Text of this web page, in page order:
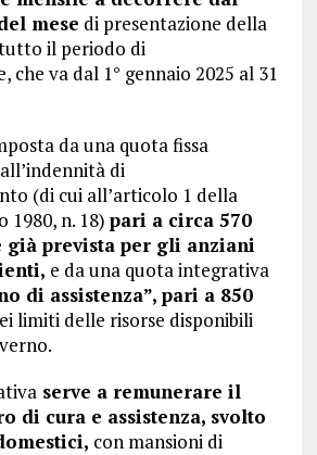
mese di presentazione della
il periodo di
che va dal 1° gennaio 2025 al 31
da una quota fissa
di
(di cui all’articolo 1 della
1980, n. 18) pari a circa 570
già prevista per gli anziani
e da una quota integrativa
di assistenza”, pari a 850
limiti delle risorse disponibili
serve a remunerare il
di cura e assistenza, svolto
con mansioni di